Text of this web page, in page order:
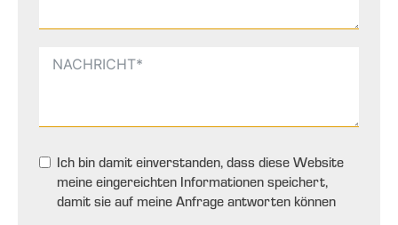
Ich bin damit einverstanden, dass diese Website
meine eingereichten Informationen speichert,
damit sie auf meine Anfrage antworten können